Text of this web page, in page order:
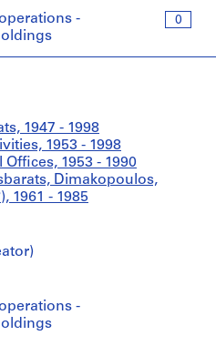
0
-
1947 - 1998
1953 - 1998
1953 - 1990
Dimakopoulos,
1961 - 1985
-